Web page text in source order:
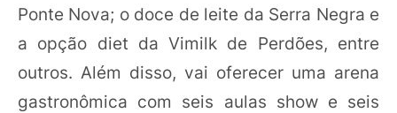
Ponte Nova; o doce de leite da Serra Negra e
a opção diet da Vimilk de Perdões, entre
outros. Além disso, vai oferecer uma arena
gastronômica com seis aulas show e seis